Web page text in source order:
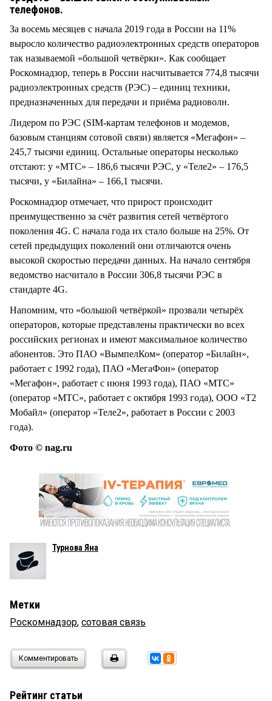
телефонов.
За восемь месяцев с начала 2019 года в России на 11%
выросло количество радиоэлектронных средств операторов
так называемой «большой четвёрки». Как сообщает
Роскомнадзор, теперь в России насчитывается 774,8 тысячи
радиоэлектронных средств (РЭС) – единиц техники,
предназначенных для передачи и приёма радиоволн.
Лидером по РЭС (SIM-картам телефонов и модемов,
базовым станциям сотовой связи) является «Мегафон» –
245,7 тысячи единиц. Остальные операторы несколько
отстают: у «МТС» – 186,6 тысячи РЭС, у «Теле2» – 176,5
тысячи, у «Билайна» – 166,1 тысячи.
Роскомнадзор отмечает, что прирост происходит
преимущественно за счёт развития сетей четвёртого
поколения 4G. С начала года их стало больше на 25%. От
сетей предыдущих поколений они отличаются очень
высокой скоростью передачи данных. На начало сентября
ведомство насчитало в России 306,8 тысячи РЭС в
стандарте 4G.
Напомним, что «большой четвёркой» прозвали четырёх
операторов, которые представлены практически во всех
российских регионах и имеют максимальное количество
абонентов. Это ПАО «ВымпелКом» (оператор «Билайн»,
работает с 1992 года), ПАО «МегаФон» (оператор
«Мегафон», работает с июня 1993 года), ПАО «МТС»
(оператор «МТС», работает с октября 1993 года), ООО «Т2
Мобайл» (оператор «Теле2», работает в России с 2003
года).
Фото © nag.ru
Турнова Яна
Метки
Роскомнадзор, сотовая связь
Комментировать
Рейтинг статьи